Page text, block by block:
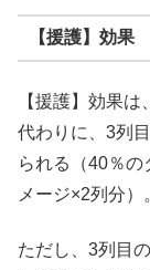
【援護】効
【援護】効果
代わりに、3列
られる（40％
メージ×2列分）
ただし、3列目